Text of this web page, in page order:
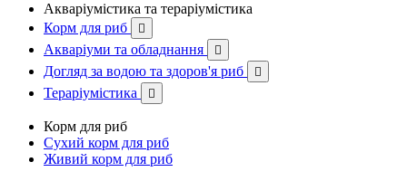
Акваріумістика та тераріумістика
Корм для риб

Акваріуми та обладнання 
Догляд за водою та здоров'я риб 
Тераріумістика 
Корм для риб
Сухий корм для риб
Живий корм для риб